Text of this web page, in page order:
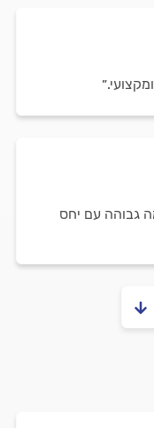
גבוהה עם יחס